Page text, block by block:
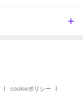
cookieポリシー